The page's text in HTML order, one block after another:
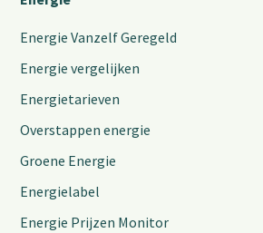
Energie Vanzelf Geregeld
Energie vergelijken
Energietarieven
Overstappen energie
Groene Energie
Energielabel
Energie Prijzen Monitor